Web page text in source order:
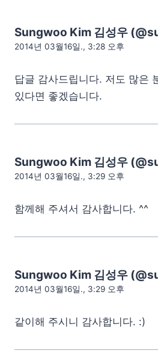
Sungwoo Kim 김성우
2014년 03월16일., 3:28 오후
답글 감사드립니다. 저도 많은
있다면 좋겠습니다.
Sungwoo Kim 김성우
2014년 03월16일., 3:29 오후
함께해 주셔서 감사합니다. ^^
Sungwoo Kim 김성우
2014년 03월16일., 3:29 오후
같이해 주시니 감사합니다. :)